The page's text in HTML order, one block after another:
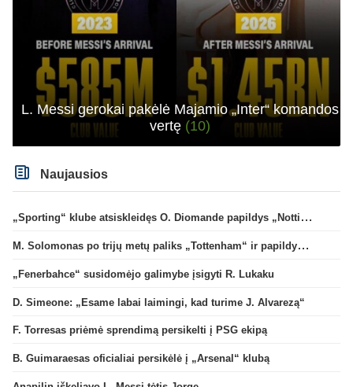
L. Messi gerokai pakėlė Majamio „Inter“ komandos
vertę (10)
Naujausios
„Sporting“ klube atsiskleidęs O. Diomande papildys „Nottingham“ gretas
M. Solomonas po trijų metų paliks „Tottenham“ ir papildys „West Ham“ klubą
„Fenerbahce“ susidomėjo galimybe įsigyti R. Lukaku
D. Simeone: „Esame labai laimingi, kad turime J. Alvarezą“
F. Torresas priėmė sprendimą persikelti į PSG ekipą
B. Guimaraesas oficialiai persikėlė į „Arsenal“ klubą